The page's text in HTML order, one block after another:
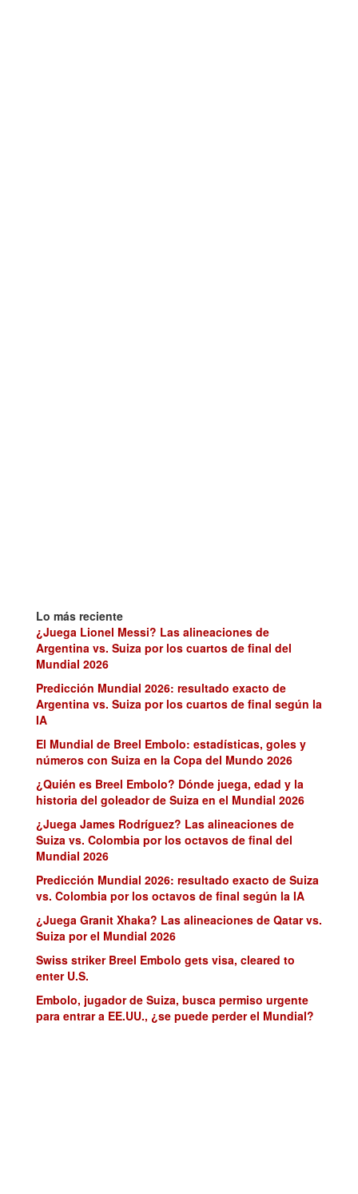
Lo más reciente
¿Juega Lionel Messi? Las alineaciones de
Argentina vs. Suiza por los cuartos de final del
Mundial 2026
Predicción Mundial 2026: resultado exacto de
Argentina vs. Suiza por los cuartos de final según la
IA
El Mundial de Breel Embolo: estadísticas, goles y
números con Suiza en la Copa del Mundo 2026
¿Quién es Breel Embolo? Dónde juega, edad y la
historia del goleador de Suiza en el Mundial 2026
¿Juega James Rodríguez? Las alineaciones de
Suiza vs. Colombia por los octavos de final del
Mundial 2026
Predicción Mundial 2026: resultado exacto de Suiza
vs. Colombia por los octavos de final según la IA
¿Juega Granit Xhaka? Las alineaciones de Qatar vs.
Suiza por el Mundial 2026
Swiss striker Breel Embolo gets visa, cleared to
enter U.S.
Embolo, jugador de Suiza, busca permiso urgente
para entrar a EE.UU., ¿se puede perder el Mundial?